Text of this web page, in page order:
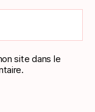
site dans le